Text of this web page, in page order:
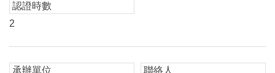
認證時數
2
承辦單位 聯絡人